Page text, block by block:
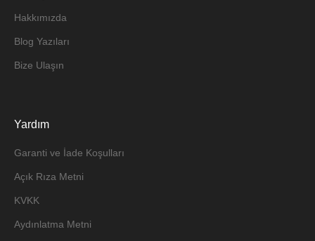
Hakkımızda
Blog Yazıları
Bize Ulaşın
Yardım
Garanti ve İade Koşulları
Açık Rıza Metni
KVKK
Aydınlatma Metni